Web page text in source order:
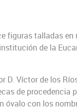
figuras talladas en
de la
D. Víctor de los
de procedencia
óvalo con los